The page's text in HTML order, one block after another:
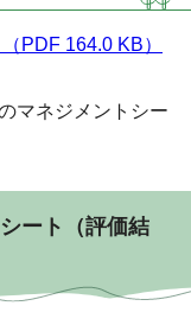
PDF 164.0 KB）
マネジメントシー
ート（評価結